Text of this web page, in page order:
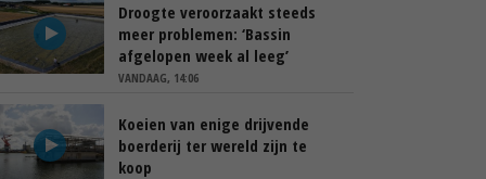
Droogte veroorzaakt steeds
meer problemen: ‘Bassin
afgelopen week al leeg’
VANDAAG, 14:06
Koeien van enige drijvende
boerderij ter wereld zijn te
koop